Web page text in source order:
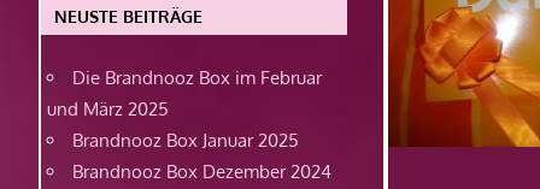
NEUSTE BEITRÄGE
Die Brandnooz Box im Februar
und März 2025
Brandnooz Box Januar 2025
Brandnooz Box Dezember 2024